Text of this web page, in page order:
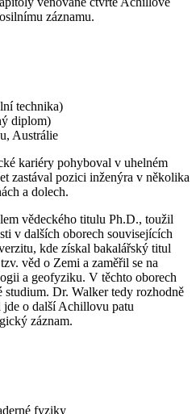
záznamu.
technika)
diplom)
Austrálie
kariéry pohyboval v uhelném
zastával pozici inženýra v několika
a dolech.
vědeckého titulu Ph.D., toužil
v dalších oborech souvisejících
kde získal bakalářský titul
věd o Zemi a zaměřil se na
a geofyziku. V těchto oborech
studium. Dr. Walker tedy rozhodně
o další Achillovu patu
záznam.
fyziky